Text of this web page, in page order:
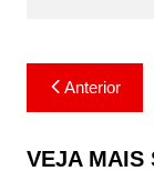
Navegação
de
Post
Anterior
VEJA MAIS